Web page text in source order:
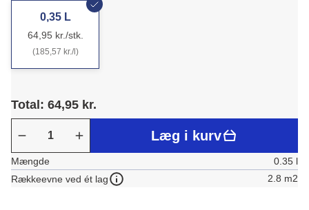
0,35 L
64,95 kr./stk.
(185,57 kr./l)
Total: 64,95 kr.
Læg i kurv
Mængde
0.35 l
Rækkeevne ved ét lag
2.8 m2